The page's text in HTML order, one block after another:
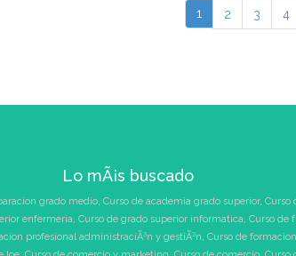
1 2 3 4
Lo mÃ¡s buscado
grado medio, Curso de academia grado superior, Curso
enfermeria, Curso de grado superior informatica, Curso de
profesional administraciÃ³n y gestiÃ³n, Curso de